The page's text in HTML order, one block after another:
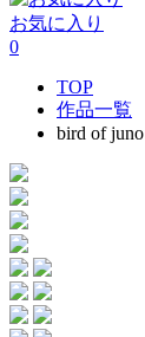
お気に入り
0
TOP
作品一覧
bird of juno